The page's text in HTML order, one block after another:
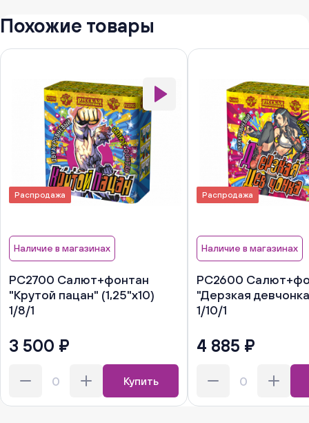
Похожие товары
Распродажа
Наличие в магазинах
РС2700 Салют+фонтан
"Крутой пацан" (1,25"х10)
1/8/1
3 500 ₽
Купить
Распродажа
Наличие в магазинах
РС2600
"Дерзкая
1/10/1
4 885 ₽